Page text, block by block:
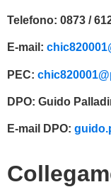
Telefono: 0873 /
E-mail:
PEC:
DPO: Guido
E-mail DPO: